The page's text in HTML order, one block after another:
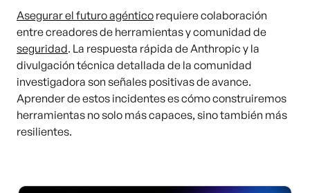
Asegurar el futuro agéntico requiere colaboración
entre creadores de herramientas y comunidad de
seguridad. La respuesta rápida de Anthropic y la
divulgación técnica detallada de la comunidad
investigadora son señales positivas de avance.
Aprender de estos incidentes es cómo construiremos
herramientas no solo más capaces, sino también más
resilientes.